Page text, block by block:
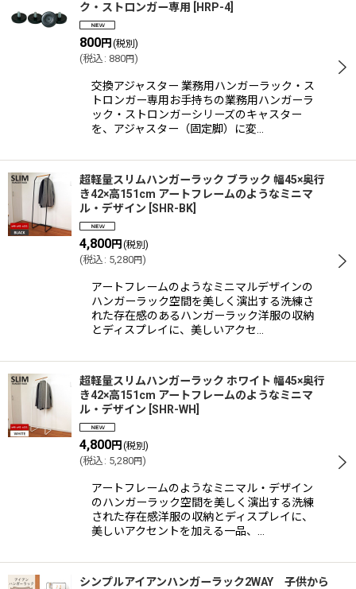
ク・ストロンガー専用
HRP-4
800円 (税別)
(税込 : 880円)
交換アジャスター 業務用ハンガーラック・ス
トロンガー専用お手持ちの業務用ハンガーラ
ック・ストロンガーシリーズのキャスター
を、アジャスター（固定脚）に変…
超軽量スリムハンガーラック ブラック 幅45×奥行
き42×高151cm アートフレームのようなミニマ
ル・デザイン SHR-BK
4,800円 (税別)
(税込 : 5,280円)
アートフレームのようなミニマルデザインの
ハンガーラック空間を美しく演出する洗練さ
れた存在感のあるハンガーラック洋服の収納
とディスプレイに、美しいアクセ…
超軽量スリムハンガーラック ホワイト 幅45×奥行
き42×高151cm アートフレームのようなミニマ
ル・デザイン SHR-WH
4,800円 (税別)
(税込 : 5,280円)
アートフレームのようなミニマル・デザイン
のハンガーラック空間を美しく演出する洗練
された存在感洋服の収納とディスプレイに、
美しいアクセントを加える一品、…
シンプルアイアンハンガーラック2WAY 子供から